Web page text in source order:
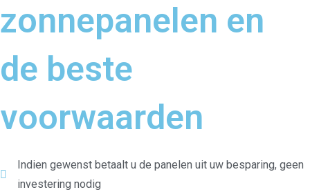
zonnepanelen en
de beste
voorwaarden
Indien gewenst betaalt u de panelen uit uw besparing, geen
investering nodig